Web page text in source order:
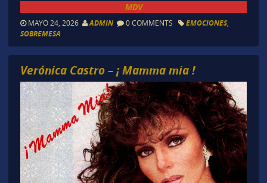
MDV
MAYO 24, 2026 ADMIN 0 COMMENTS EMOCIONES,
SOBREMESA
Verónica Castro – ¡ Mamma mia !